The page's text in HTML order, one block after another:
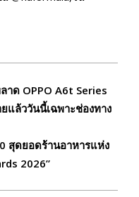
ด OPPO A6t Series
แล้ววันนี้เฉพาะช่องทาง
สุดยอดร้านอาหารแห่ง
2026”